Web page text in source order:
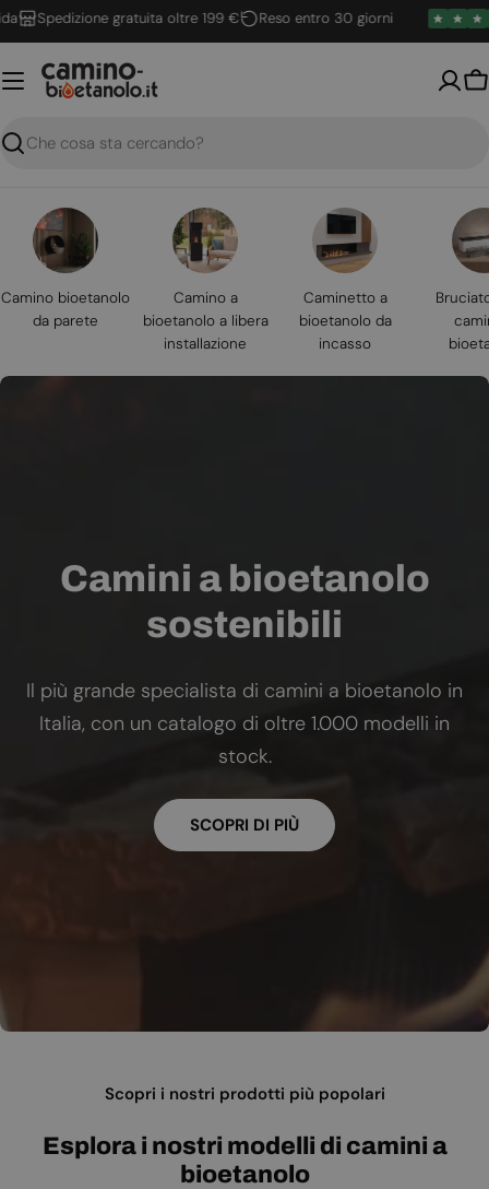
Vai
al
contenuto
Spedizione gratuita oltre 199 € Reso entro 30 giorni
Ricerca
Camino bioetanolo
da parete
Camino a
bioetanolo a libera
installazione
Caminetto a
bioetanolo da
incasso
Camini a bioetanolo
sostenibili
Il più grande specialista di camini a bioetanolo in
Italia, con un catalogo di oltre 1.000 modelli in
stock.
SCOPRI DI PIÙ
Scopri i nostri prodotti più popolari
Esplora i nostri modelli di camini a
bioetanolo